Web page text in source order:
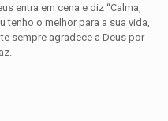
entra em cena e diz “Calma,
o melhor para a sua vida,
sempre agradece a Deus por